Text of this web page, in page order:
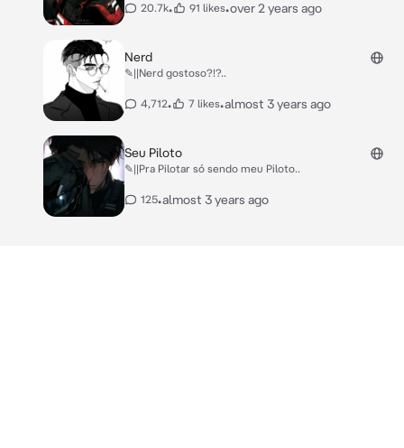
20.7k• 91 likes•over 2 years ago
Nerd
✎||Nerd gostoso?!?..
4,712• 7 likes•almost 3 years ago
Seu Piloto
✎||Pra Pilotar só sendo meu Piloto..
125•almost 3 years ago